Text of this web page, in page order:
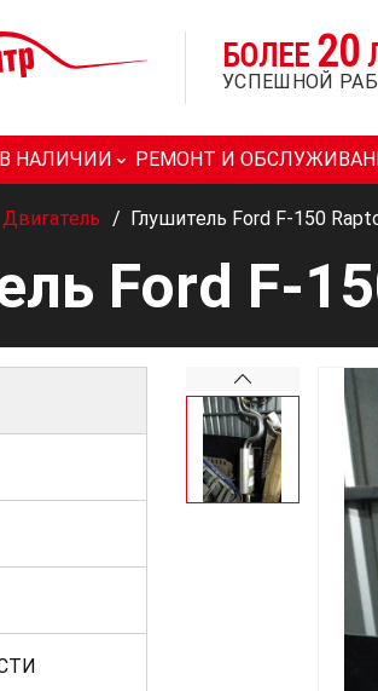
БОЛЕЕ 20
УСПЕШНОЙ
НАЛИЧИИ РЕМОНТ И
Двигатель / Глушитель Ford F-150
Ford F-